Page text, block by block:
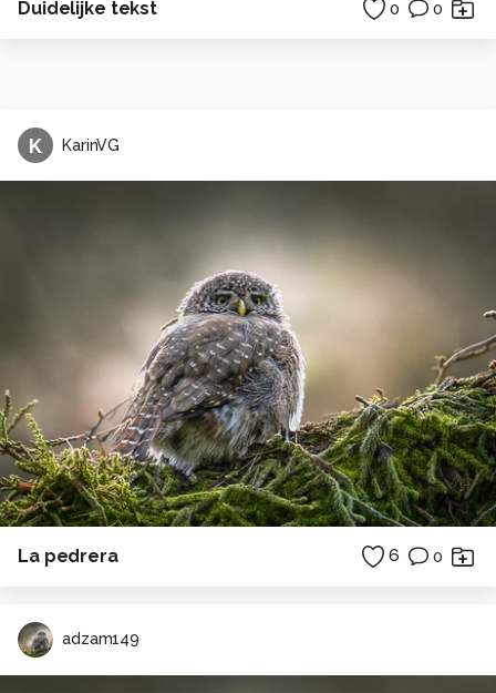
Duidelijke tekst 0 0
K KarinVG
La pedrera 6 0
adzam149